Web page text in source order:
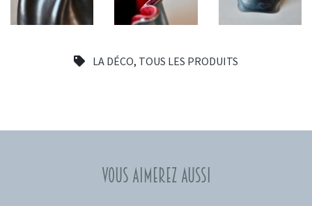
LA DÉCO, TOUS LES PRODUITS
Vous aimerez aussi